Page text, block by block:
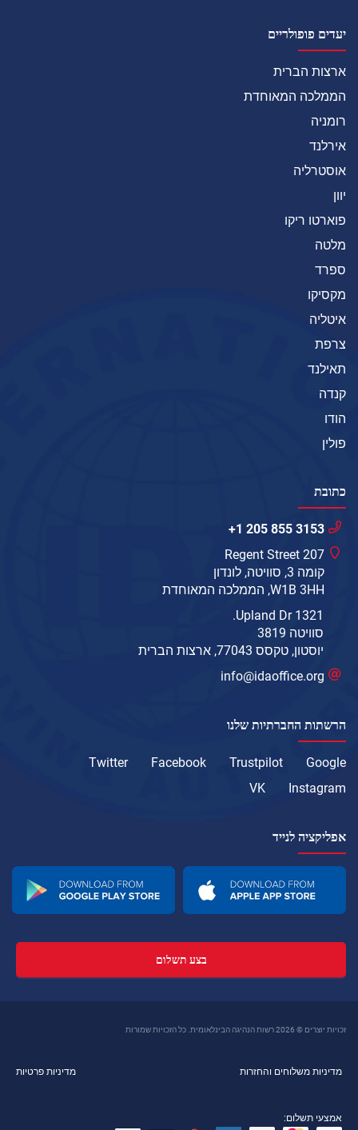
יעדים פופולריים
ארצות הברית
הממלכה המאוחדת
רומניה
אירלנד
אוסטרליה
יוון
פוארטו ריקו
מלטה
ספרד
מקסיקו
איטליה
צרפת
תאילנד
קנדה
הודו
פולין
כתובת
+1 205 855 3153
207 Regent Street
קומה 3, סוויטה, לונדון
W1B 3HH, הממלכה המאוחדת
1321 Upland Dr.
סוויטה 3819
יוסטון, טקסס 77043, ארצות הברית
info@idaoffice.org
הרשתות החברתיות שלנו
Google
Trustpilot
Facebook
Twitter
Instagram
VK
אפליקציה לנייד
בצע תשלום
זכויות יוצרים © 2026 רשות הנהיגה הבינלאומית. כל הזכויות שמורות
מדיניות משלוחים והחזרות מדיניות פרטיות
אמצעי תשלום: